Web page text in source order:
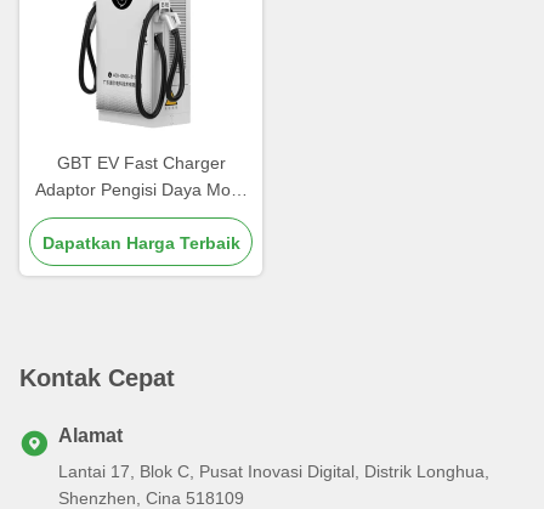
GBT EV Fast Charger
Adaptor Pengisi Daya Mobil
Listrik dengan Mode
Memulai Kartu RFID dan
Alias Produk
Dapatkan Harga Terbaik
Kontak Cepat
Alamat
Lantai 17, Blok C, Pusat Inovasi Digital, Distrik Longhua,
Shenzhen, Cina 518109